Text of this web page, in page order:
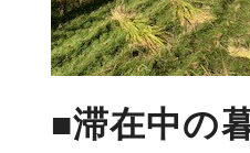
■滞在中の